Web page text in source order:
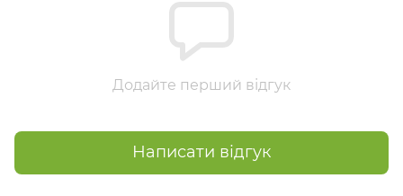
Додайте перший відгук
Написати відгук